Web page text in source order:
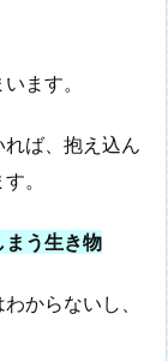
ます。
ば、抱え込ん
。
まう生き物
からないし、